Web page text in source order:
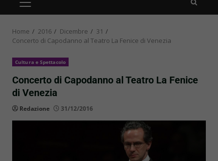
PRIMARY
MENU
Home 2016 Dicembre
31
Concerto di Capodanno al Teatro La Fenice di Venezia
Cultura e Spettacolo
Concerto di Capodanno al Teatro La Fenice
di Venezia
Redazione 31/12/2016